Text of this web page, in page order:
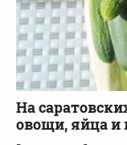
На
овощи, яйца и